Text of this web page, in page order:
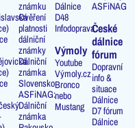
známku
Ověření
platnosti
dálniční
známky
Dálniční
známka
Slovensko
ASFiNAG:
Dálniční
známka
Dálnice
D48
Infodoprava
Výmoly
Youtube
Výmoly.cz
Bronco
nebo
Mustang
ASFiNAG
České
dálnice
fórum
Dopravní
info &
situace
Dálnice
D7 fórum
Dálnice